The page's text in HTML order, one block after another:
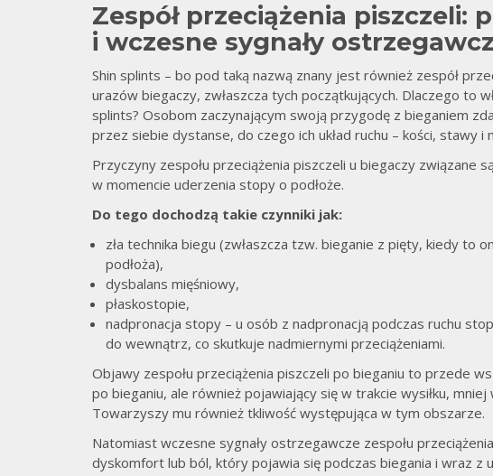
Zespół przeciążenia piszczeli:
i wczesne sygnały
Shin splints – bo pod taką nazwą znany jest również zespół
urazów biegaczy, zwłaszcza tych początkujących. Dlaczego to
splints? Osobom zaczynającym swoją przygodę z bieganiem
przez siebie dystanse, do czego ich układ ruchu – kości, stawy
Przyczyny zespołu przeciążenia piszczeli u biegaczy związane
w momencie uderzenia stopy o podłoże.
Do tego dochodzą takie czynniki jak:
zła technika biegu (zwłaszcza tzw. bieganie z pięty, kiedy to
podłoża),
dysbalans mięśniowy,
płaskostopie,
nadpronacja stopy – u osób z nadpronacją podczas ruchu
do wewnątrz, co skutkuje nadmiernymi przeciążeniami.
Objawy zespołu przeciążenia piszczeli po bieganiu to przede
po bieganiu, ale również pojawiający się w trakcie wysiłku,
Towarzyszy mu również tkliwość występująca w tym obszarze.
Natomiast wczesne sygnały ostrzegawcze zespołu
dyskomfort lub ból, który pojawia się podczas biegania i wraz z